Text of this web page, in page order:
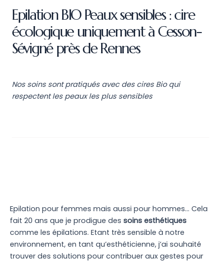
Epilation BIO Peaux sensibles : cire
écologique uniquement à Cesson-
Sévigné près de Rennes
Nos soins sont pratiqués avec des cires Bio qui
respectent les peaux les plus sensibles
Epilation pour femmes mais aussi pour hommes… Cela
fait 20 ans que je prodigue des soins esthétiques
comme les épilations. Etant très sensible à notre
environnement, en tant qu’esthéticienne, j’ai souhaité
trouver des solutions pour contribuer aux gestes pour